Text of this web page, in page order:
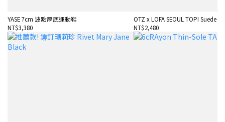
YASE 7cm 波點厚底運動鞋
NT$3,380
OTZ x LOFA SEOUL TOPI Suede
NT$2,480